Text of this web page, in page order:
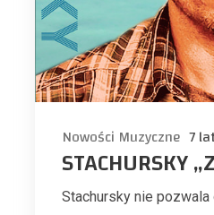
Nowości Muzyczne 7
STACHURSKY
Stachursky nie pozwala